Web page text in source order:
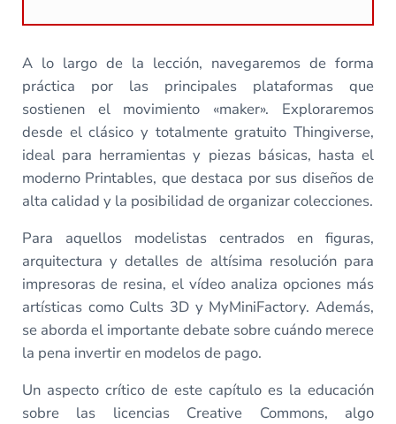
A lo largo de la lección, navegaremos de forma
práctica por las principales plataformas que
sostienen el movimiento «maker». Exploraremos
desde el clásico y totalmente gratuito Thingiverse,
ideal para herramientas y piezas básicas, hasta el
moderno Printables, que destaca por sus diseños de
alta calidad y la posibilidad de organizar colecciones.
Para aquellos modelistas centrados en figuras,
arquitectura y detalles de altísima resolución para
impresoras de resina, el vídeo analiza opciones más
artísticas como Cults 3D y MyMiniFactory. Además,
se aborda el importante debate sobre cuándo merece
la pena invertir en modelos de pago.
Un aspecto crítico de este capítulo es la educación
sobre las licencias Creative Commons, algo